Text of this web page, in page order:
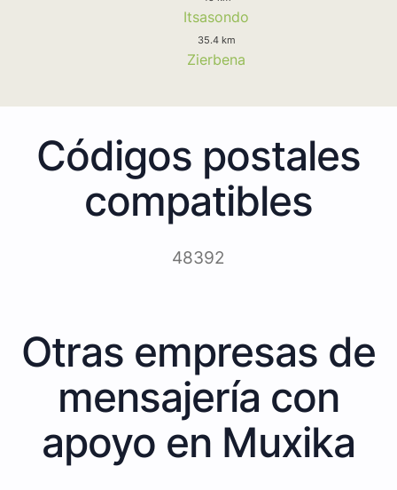
Itsasondo
35.4 km
Zierbena
Códigos postales
compatibles
48392
Otras empresas de
mensajería con
apoyo en Muxika